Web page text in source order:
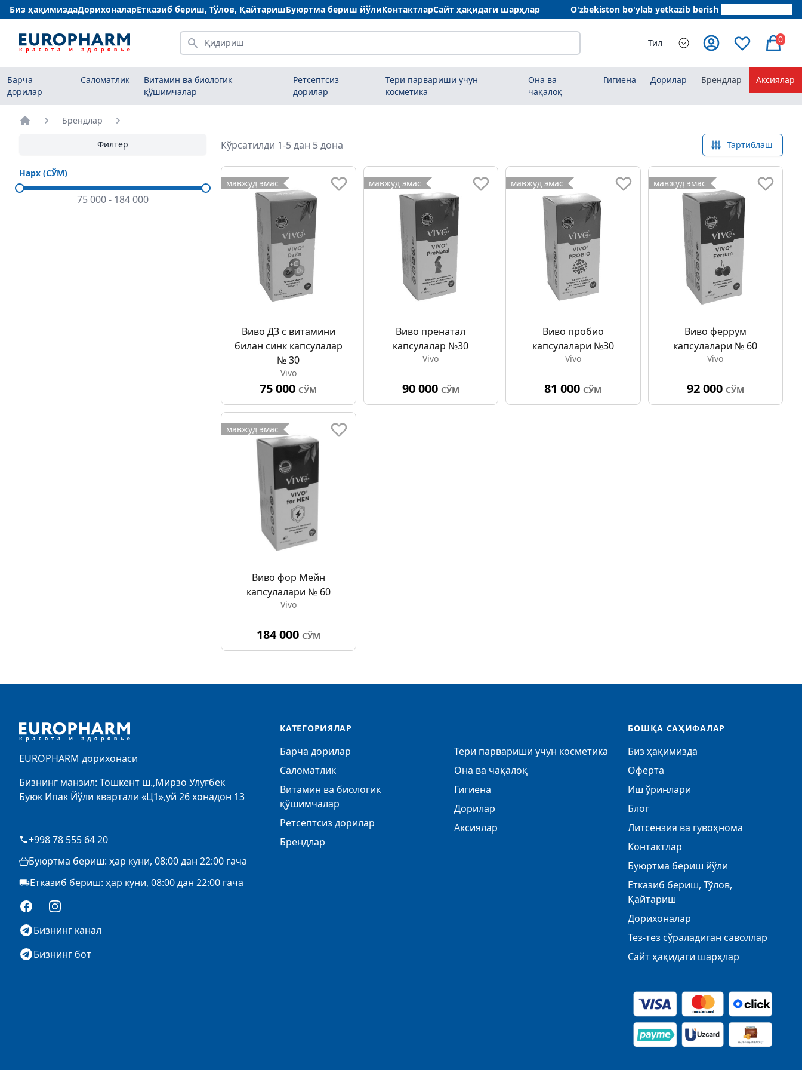
Биз ҳақимиздаДорихоналарЕтказиб бериш, Тўлов, ҚайтаришБуюртма бериш йўлиКонтактларСайт ҳақидаги шарҳлар O'zbekiston bo'ylab yetkazib berish
Қидириш Тил 0
Барча
дорилар
Саломатлик
Витамин ва биологик
қўшимчалар
Ретсептсиз
дорилар
Тери парвариши учун
косметика
Она ва
чақалоқ
Гигиена Дорилар Брендлар Аксиялар
Брендлар
Филтер
Нарх (СЎМ)
75 000- 184 000
Кўрсатилди 1-5 дан 5 дона Тартиблаш
мавжуд эмас
Виво Д3 с витамини
билан синк капсулалар
№ 30
Vivo
75 000 СЎМ
мавжуд эмас
Виво пренатал
капсулалар №30
Vivo
90 000 СЎМ
мавжуд эмас
Виво пробио
капсулалари №30
Vivo
81 000 СЎМ
мавжуд эмас
Виво феррум
капсулалари № 60
Vivo
92 000 СЎМ
мавжуд эмас
Виво фор Мейн
капсулалари № 60
Vivo
184 000 СЎМ
EUROPHARM дорихонаси
Бизнинг манзил: Тошкент ш.,Мирзо Улуғбек
Буюк Ипак Йўли квартали «Ц1»,уй 26 хонадон 13
+998 78 555 64 20
Буюртма бериш: ҳар куни, 08:00 дан 22:00 гача
Етказиб бериш: ҳар куни, 08:00 дан 22:00 гача
FacebookInstagram
Бизнинг канал
Бизнинг бот
КАТЕГОРИЯЛАР
Барча дорилар
Саломатлик
Витамин ва биологик
қўшимчалар
Ретсептсиз дорилар
Брендлар
Тери парвариши учун косметика
Она ва чақалоқ
Гигиена
Дорилар
Аксиялар
БОШҚА САҲИФАЛАР
Биз ҳақимизда
Оферта
Иш ўринлари
Блог
Литсензия ва гувоҳнома
Контактлар
Буюртма бериш йўли
Етказиб бериш, Тўлов,
Қайтариш
Дорихоналар
Тез-тез сўраладиган саволлар
Сайт ҳақидаги шарҳлар